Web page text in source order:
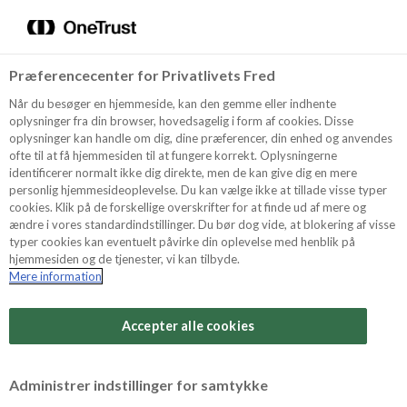
Menu
Recept
Produkter
Tips och Trix
Vælg sprog
Tid totalt
Præferencecenter for Privatlivets Fred
Når du besøger en hjemmeside, kan den gemme eller indhente
oplysninger fra din browser, hovedsagelig i form af cookies. Disse
oplysninger kan handle om dig, dine præferencer, din enhed og anvendes
ofte til at få hjemmesiden til at fungere korrekt. Oplysningerne
identificerer normalt ikke dig direkte, men de kan give dig en mere
personlig hjemmesideoplevelse. Du kan vælge ikke at tillade visse typer
cookies. Klik på de forskellige overskrifter for at finde ud af mere og
ændre i vores standardindstillinger. Du bør dog vide, at blokering af visse
typer cookies kan eventuelt påvirke din oplevelse med henblik på
hjemmesiden og de tjenester, vi kan tilbyde.
Mere information
Accepter alle cookies
Administrer indstillinger for samtykke